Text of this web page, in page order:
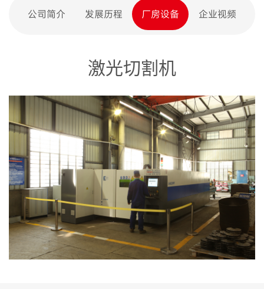
公司简介 发展历程 厂房设备 企业视频
激光切割机